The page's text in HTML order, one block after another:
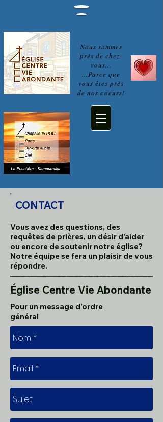
Nous sommes
près de chez-
vous...
...Parce que
vous êtes près
de nos coeurs!
CONTACT
Vous avez des questions, des
requêtes de prières, un désir d'aider
ou encore de soutenir notre église?
Notre équipe se fera un plaisir de vous
répondre.
Église Centre Vie Abondante
Pour un message d'ordre
général